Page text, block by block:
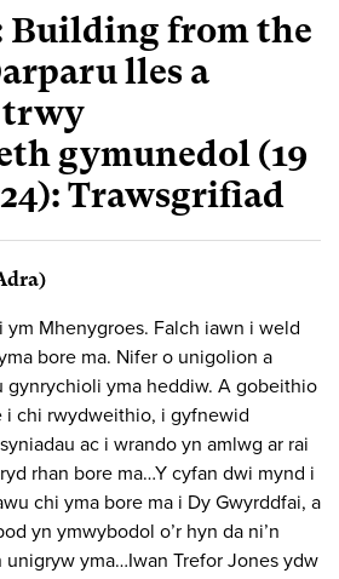
Building from the
lles a
trwy
gymunedol (19
Trawsgrifiad
ym Mhenygroes. Falch iawn i weld
bore ma. Nifer o unigolion a
gynrychioli yma heddiw. A gobeithio
i chi rwydweithio, i gyfnewid
ac i wrando yn amlwg ar rai
rhan bore ma…Y cyfan dwi mynd i
chi yma bore ma i Dy Gwyrddfai, a
yn ymwybodol o’r hyn da ni’n
unigryw yma…Iwan Trefor Jones ydw